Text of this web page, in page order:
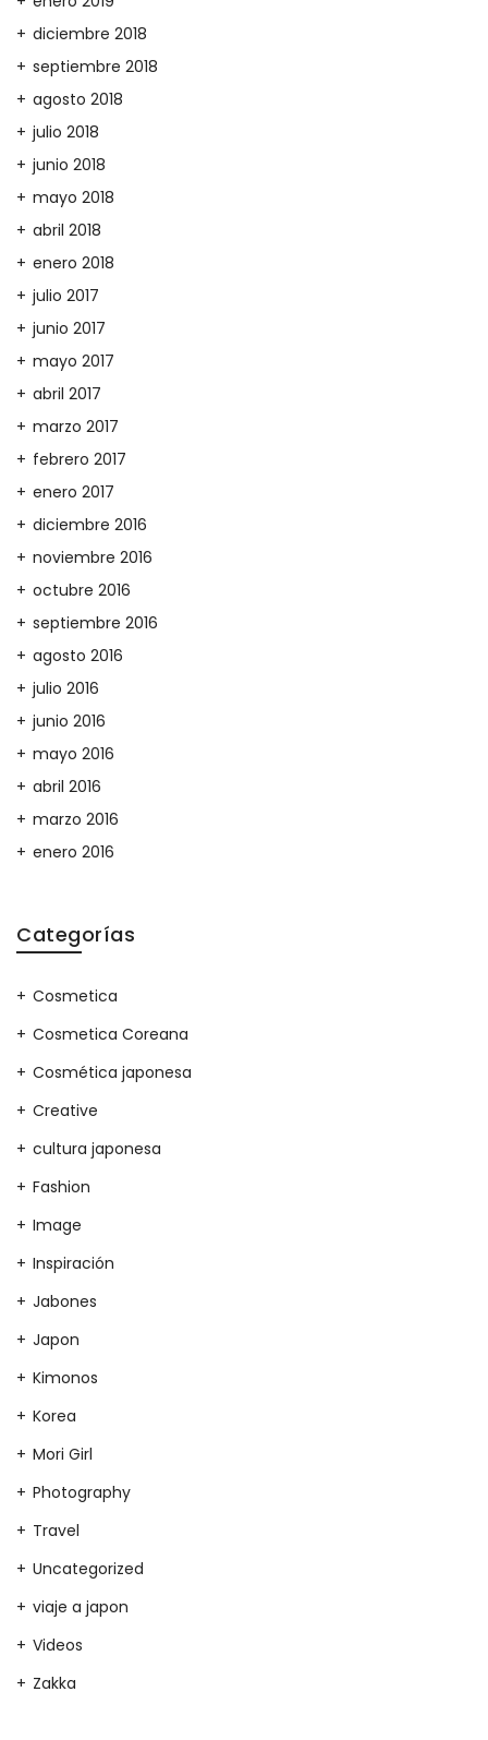
diciembre 2018
septiembre 2018
agosto 2018
julio 2018
junio 2018
mayo 2018
abril 2018
enero 2018
julio 2017
junio 2017
mayo 2017
abril 2017
marzo 2017
febrero 2017
enero 2017
diciembre 2016
noviembre 2016
octubre 2016
septiembre 2016
agosto 2016
julio 2016
junio 2016
mayo 2016
abril 2016
marzo 2016
enero 2016
Categorías
Cosmetica
Cosmetica Coreana
Cosmética japonesa
Creative
cultura japonesa
Fashion
Image
Inspiración
Jabones
Japon
Kimonos
Korea
Mori Girl
Photography
Travel
Uncategorized
viaje a japon
Videos
Zakka